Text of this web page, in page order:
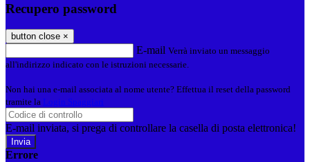
Recupero password
button close ×
E-mail Verrà inviato un messaggio
all'indirizzo indicato con le istruzioni necessarie.
Non hai una e-mail associata al nome utente? Effettua il reset della password
tramite la Login Spaggiari
E-mail inviata, si prega di controllare la casella di posta elettronica!
Errore